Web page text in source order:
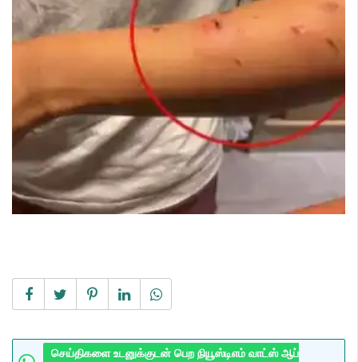
செய்திகளை உடனுக்குடன் பெற நியூஸ்டிஎம் வாட்ஸ் ஆப்